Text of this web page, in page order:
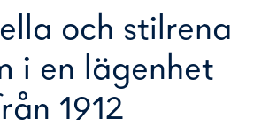
och stilrena
i en lägenhet
1912